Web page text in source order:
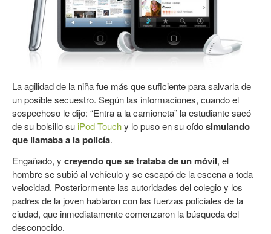
La agilidad de la niña fue más que suficiente para salvarla de
un posible secuestro. Según las informaciones, cuando el
sospechoso le dijo: “Entra a la camioneta” la estudiante sacó
de su bolsillo su iPod Touchy lo puso en su oídosimulando
que llamaba a la policía.
Engañado, y creyendo que se trataba de un móvil, el
hombre se subió al vehículo y se escapó de la escena a toda
velocidad. Posteriormente las autoridades del colegio y los
padres de la joven hablaron con las fuerzas policiales de la
ciudad, que inmediatamente comenzaron la búsqueda del
desconocido.